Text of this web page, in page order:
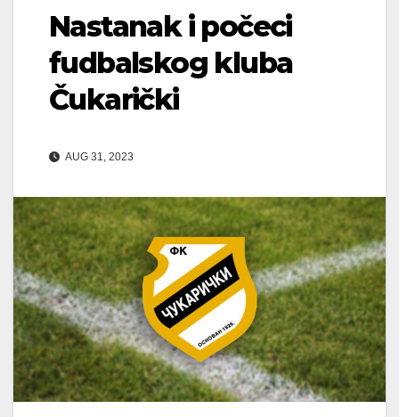
Nastanak i počeci
fudbalskog kluba
Čukarički
AUG 31, 2023